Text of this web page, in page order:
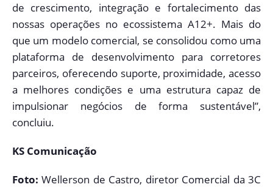
de crescimento, integração e fortalecimento das
nossas operações no ecossistema A12+. Mais do
que um modelo comercial, se consolidou como uma
plataforma de desenvolvimento para corretores
parceiros, oferecendo suporte, proximidade, acesso
a melhores condições e uma estrutura capaz de
impulsionar negócios de forma sustentável”,
concluiu.
KS Comunicação
Foto:Wellerson de Castro, diretor Comercial da 3C